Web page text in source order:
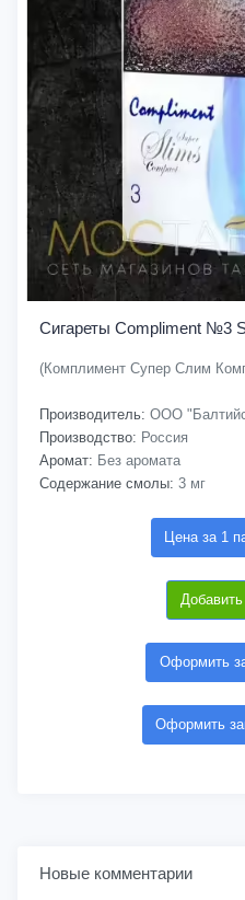
Сигареты Compliment №3
(Комплимент Супер Слим
Производитель: ООО
Производство: Россия
Аромат: Без аромата
Содержание смолы: 3 мг
Цена за 1
Оформить
Оформить
Новые комментарии